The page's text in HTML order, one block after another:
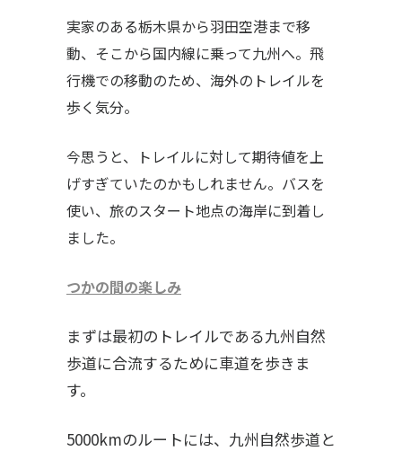
実家のある栃木県から羽田空港まで移
動、そこから国内線に乗って九州へ。飛
行機での移動のため、海外のトレイルを
歩く気分。
今思うと、トレイルに対して期待値を上
げすぎていたのかもしれません。バスを
使い、旅のスタート地点の海岸に到着し
ました。
つかの間の楽しみ
まずは最初のトレイルである九州自然
歩道に合流するために車道を歩きま
す。
5000kmのルートには、九州自然歩道と